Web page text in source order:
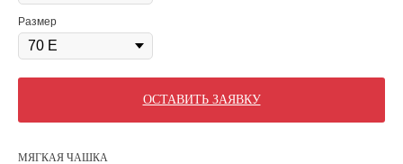
Размер
ОСТАВИТЬ ЗАЯВКУ
МЯГКАЯ ЧАШКА